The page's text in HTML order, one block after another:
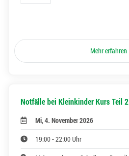
Mehr erfahren
Notfälle bei Kleinkinder Kurs Teil 2
Mi, 4. November 2026
19:00 - 22:00 Uhr